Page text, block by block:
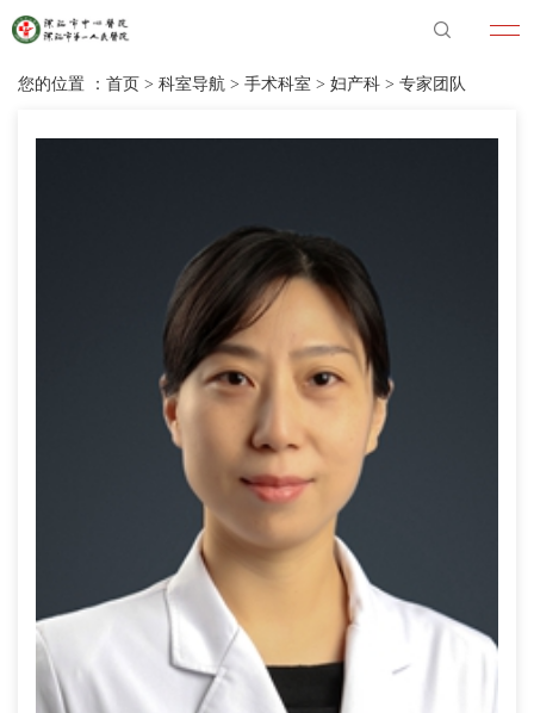
您的位置 ： 首页 > 科室导航 > 手术科室 > 妇产科 > 专家团队